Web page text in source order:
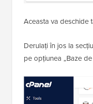
Aceasta va deschide
Derulați în jos la
pe opțiunea „Baze de